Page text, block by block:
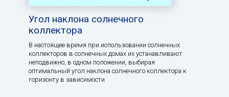
Угол наклона солнечного
коллектора
В настоящее время при использовании солнечных
коллекторов в солнечных домах их устанавливают
неподвижно, в одном положении, выбирая
оптимальный угол наклона солнечного коллектора к
горизонту в зависимости